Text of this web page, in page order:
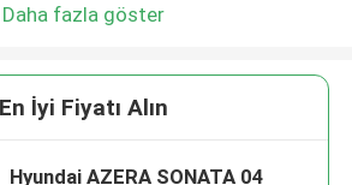
Daha fazla göster
En İyi Fiyatı Alın
Hyundai AZERA SONATA 04